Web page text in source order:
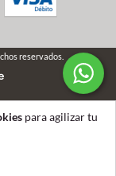
para agilizar tu
reservados.